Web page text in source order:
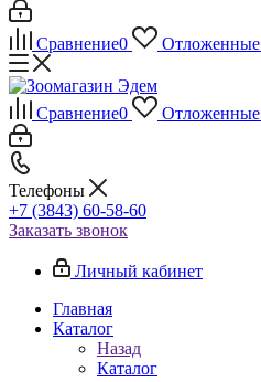
Сравнение0 Отложенные
Сравнение0 Отложенные
Телефоны
+7 (3843) 60-58-60
Заказать звонок
Личный кабинет
Главная
Каталог
Назад
Каталог